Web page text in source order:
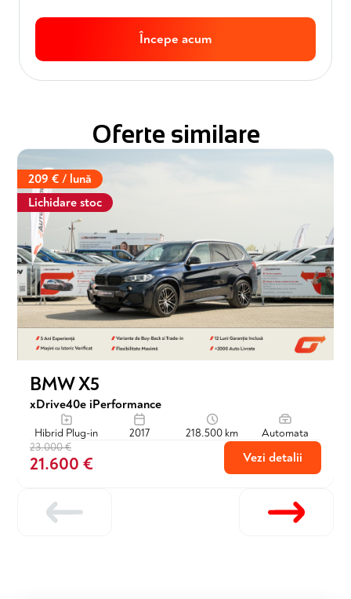
Începe acum
Oferte similare
Lichidare stoc
209 € / lună
BMW X5
xDrive40e iPerformance
Hibrid Plug-in 2017 218.500 km
Automata
23.000 €
21.600 € Vezi detalii